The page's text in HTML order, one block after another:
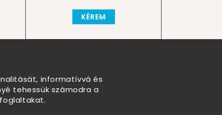
KÉREM
informatívvá és
tehessük számodra a
foglaltakat.